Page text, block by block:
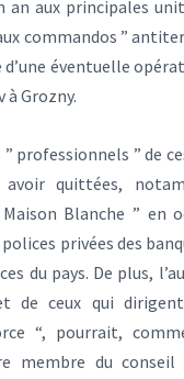
an aux principales
commandos ”
éventuelle
à Grozny.
professionnels ” de
quittées,
Blanche ” en
privées des
du pays. De plus,
de ceux qui
“, pourrait,
membre du conseil